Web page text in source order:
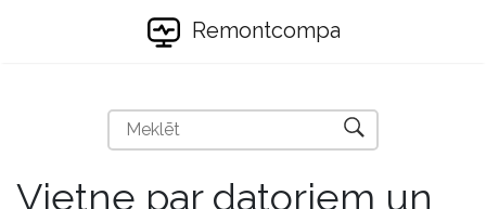
Remontcompa
Vietne par datoriem un